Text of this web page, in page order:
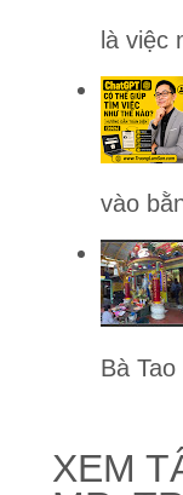
là việc
vào
Bà
XEM